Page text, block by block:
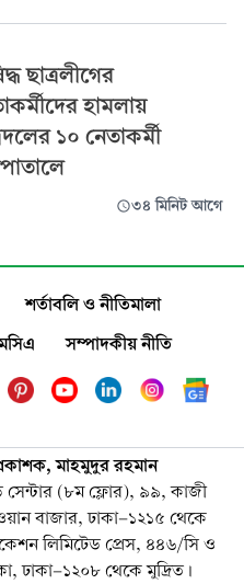
ছাত্রলীগের
হামলায়
১০ নেতাকর্মী
৩৪ মিনিট আগে
শর্তাবলি ও নীতিমালা
সম্পাদকীয় নীতি
মাহমুদুর রহমান
সেন্টার (৮ম ফ্লোর), ৯৯, কাজী
বাজার, ঢাকা-১২১৫ থেকে
লিমিটেড প্রেস, ৪৪৬/সি ও
ঢাকা-১২০৮ থেকে মুদ্রিত।